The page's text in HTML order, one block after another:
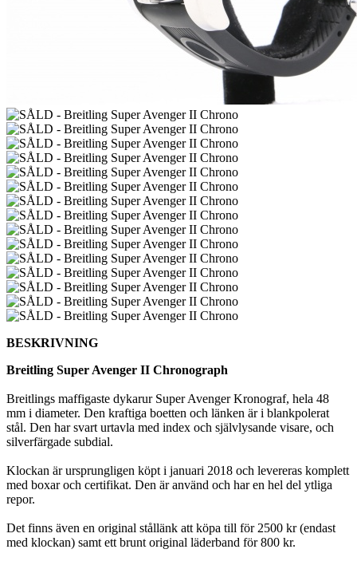
BESKRIVNING
Breitling Super Avenger II Chronograph
Breitlings maffigaste dykarur Super Avenger Kronograf, hela 48
mm i diameter. Den kraftiga boetten och länken är i blankpolerat
stål. Den har svart urtavla med index och självlysande visare, och
silverfärgade subdial.
Klockan är ursprungligen köpt i januari 2018 och levereras komplett
med boxar och certifikat. Den är använd och har en hel del ytliga
repor.
Det finns även en original stållänk att köpa till för 2500 kr (endast
med klockan) samt ett brunt original läderband för 800 kr.